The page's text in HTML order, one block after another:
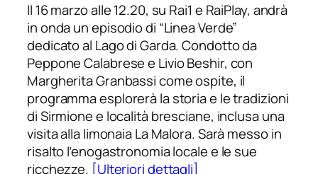
Il 16 marzo alle 12.20, su Rai1 e RaiPlay, andrà
in onda un episodio di “Linea Verde”
dedicato al Lago di Garda. Condotto da
Peppone Calabrese e Livio Beshir, con
Margherita Granbassi come ospite, il
programma esplorerà la storia e le tradizioni
di Sirmione e località bresciane, inclusa una
visita alla limonaia La Malora. Sarà messo in
risalto l’enogastronomia locale e le sue
ricchezze. [Ulteriori dettagli]